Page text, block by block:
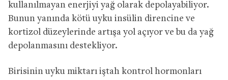
kullanılmayan enerjiyi yağ olarak depolayabiliyor.
Bunun yanında kötü uyku insülin direncine ve
kortizol düzeylerinde artışa yol açıyor ve bu da yağ
depolanmasını destekliyor.
Birisinin uyku miktarı iştah kontrol hormonları